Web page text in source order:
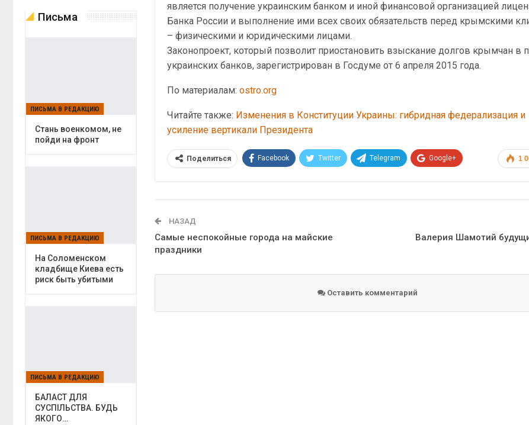
является получение украинским банком и иной финансовой организацией
Банка России и выполнение ими всех своих обязательств перед крымскими
– физическими и юридическими лицами.
Законопроект, который позволит приостановить взыскание долгов крымчан в
украинских банков, зарегистрирован в Госдуме от 6 апреля 2015 года.
По материалам:ostro.org
Читайте также: Изменения в Конституции Украины: гибридная федерализация и
усиление вертикали Президента
1
Поделиться Facebook Twitter Telegram Google+
НАЗАД
Самые неспокойные города на майские
праздники
Валерия Шамотий
Оставить комментарий
Письма
ПИСЬМА В РЕДАКЦИЮ
Cтань военкомом, не
пойди на фронт
ПИСЬМА В РЕДАКЦИЮ
На Соломенском
кладбище Киева есть
риск быть убитыми
ПИСЬМА В РЕДАКЦИЮ
БАЛАСТ ДЛЯ
СУСПІЛЬСТВА. БУДЬ
ЯКОГО…